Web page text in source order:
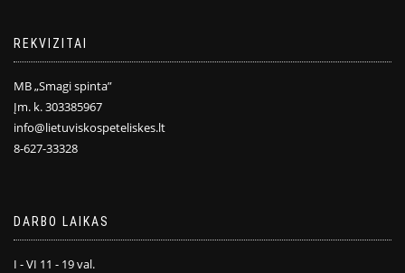
REKVIZITAI
MB „Smagi spinta”
Įm. k. 303385967
info@lietuviskospeteliskes.lt
8-627-33328
DARBO LAIKAS
I - VI 11 - 19 val.